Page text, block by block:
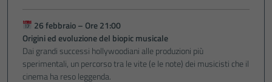
26 febbraio – Ore 21:00
Origini ed evoluzione del biopic musicale
Dai grandi successi hollywoodiani alle produzioni più
sperimentali, un percorso tra le vite (e le note) dei musicisti che il
cinema ha reso leggenda.